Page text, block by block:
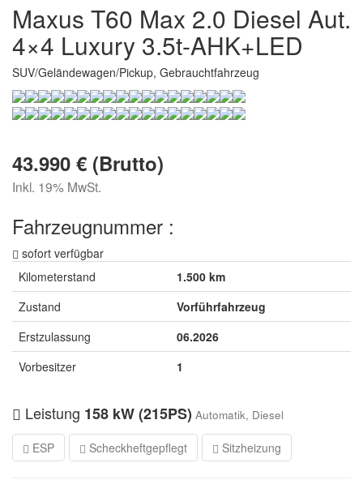
Maxus T60 Max 2.0 Diesel Aut.
4×4 Luxury 3.5t-AHK+LED
SUV/Geländewagen/Pickup, Gebrauchtfahrzeug
43.990 € (Brutto)
Inkl. 19% MwSt.
Fahrzeugnummer :
sofort verfügbar
Kilometerstand
1.500 km
Zustand
Vorführfahrzeug
Erstzulassung
06.2026
Vorbesitzer
1
Leistung 158 kW (215PS) Automatik, Diesel
ESP Scheckheftgepflegt Sitzheizung